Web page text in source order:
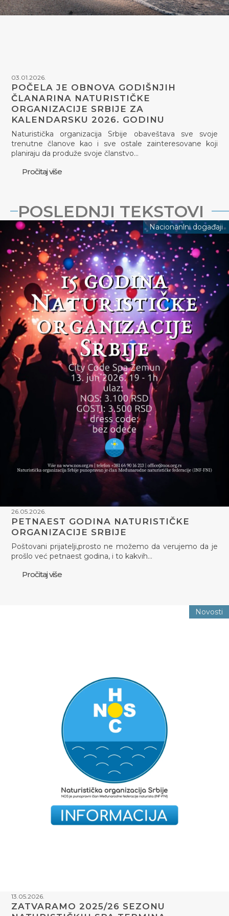
03.01.2026.
POČELA JE OBNOVA GODIŠNJIH
ČLANARINA NATURISTIČKE
ORGANIZACIJE SRBIJE ZA
KALENDARSKU 2026. GODINU
Naturistička organizacija Srbije obaveštava sve svoje
trenutne članove kao i sve ostale zainteresovane koji
planiraju da produže svoje članstvo…
Pročitaj više
POSLEDNJI TEKSTOVI
Nacionanlni događaji
26.05.2026.
PETNAEST GODINA NATURISTIČKE
ORGANIZACIJE SRBIJE
Poštovani prijatelji,prosto ne možemo da verujemo da je
prošlo već petnaest godina, i to kakvih…
Pročitaj više
Novosti
13.05.2026.
ZATVARAMO 2025/26 SEZONU